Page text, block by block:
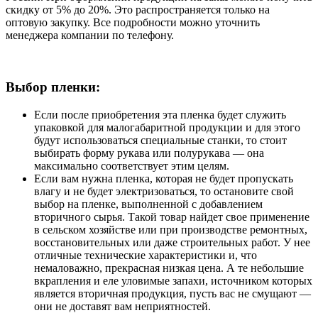
скидку от 5% до 20%. Это распространяется только на
оптовую закупку. Все подробности можно уточнить
менеджера компании по телефону.
Выбор пленки:
Если после приобретения эта пленка будет служить
упаковкой для малогабаритной продукции и для этого
будут использоваться специальные станки, то стоит
выбирать форму рукава или полурукава — она
максимально соответствует этим целям.
Если вам нужна пленка, которая не будет пропускать
влагу и не будет электризоваться, то остановите свой
выбор на пленке, выполненной с добавлением
вторичного сырья. Такой товар найдет свое применение
в сельском хозяйстве или при производстве ремонтных,
восстановительных или даже строительных работ. У нее
отличные технические характеристики и, что
немаловажно, прекрасная низкая цена. А те небольшие
вкрапления и еле уловимые запахи, источником которых
является вторичная продукция, пусть вас не смущают —
они не доставят вам неприятностей.